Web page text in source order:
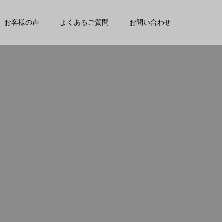
お客様の声 よくあるご質問 お問い合わせ